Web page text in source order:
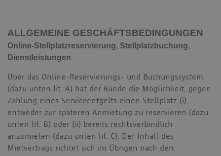
ALLGEMEINE GESCHÄFTSBEDINGUNGEN
Online-Stellplatzreservierung, Stellplatzbuchung,
Dienstleistungen
Über das Online-Reservierungs- und Buchungssystem
(dazu unten lit. A) hat der Kunde die Möglichkeit, gegen
Zahlung eines Serviceentgelts einen Stellplatz (i)
entweder zur späteren Anmietung zu reservieren (dazu
unten lit. B) oder (ii) bereits rechtsverbindlich
anzumieten (dazu unten lit. C). Der Inhalt des
Mietvertrags richtet sich im Übrigen nach den